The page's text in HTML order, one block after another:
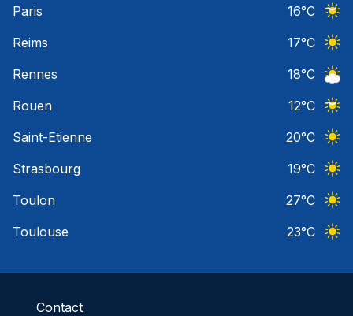
Paris
16°C
Reims
17°C
Rennes
18°C
Rouen
12°C
Saint-Etienne
20°C
Strasbourg
19°C
Toulon
27°C
Toulouse
23°C
Contact